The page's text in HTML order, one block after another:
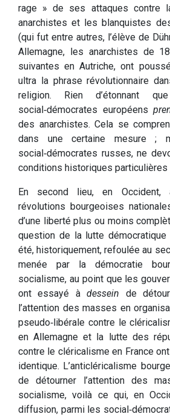
rage » de ses attaques contre
anarchistes et les blanquistes
(qui fut entre autres, l’élève de
Allemagne, les anarchistes de
suivantes en Autriche, ont
ultra la phrase révolutionnaire
religion. Rien d’étonnant
social‑démocrates européens
des anarchistes. Cela se
dans une certaine mesure ;
social‑démocrates russes, ne
conditions historiques particulières
En second lieu, en
révolutions bourgeoises
d’une liberté plus ou moins
question de la lutte
été, historiquement, refoulée au
menée par la démocratie
socialisme, au point que les
ont essayé àdessein de
l’attention des masses en
pseudo‑libérale contre le
en Allemagne et la lutte des
contre le cléricalisme en France
identique. L’anticléricalisme
de détourner l’attention des
socialisme, voilà ce qui, en
diffusion, parmi les